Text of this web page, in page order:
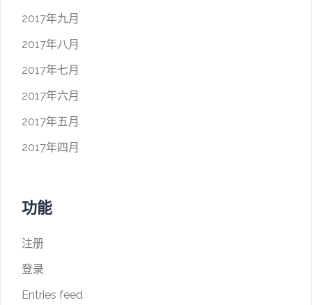
2017年九月
2017年八月
2017年七月
2017年六月
2017年五月
2017年四月
功能
注册
登录
Entries feed